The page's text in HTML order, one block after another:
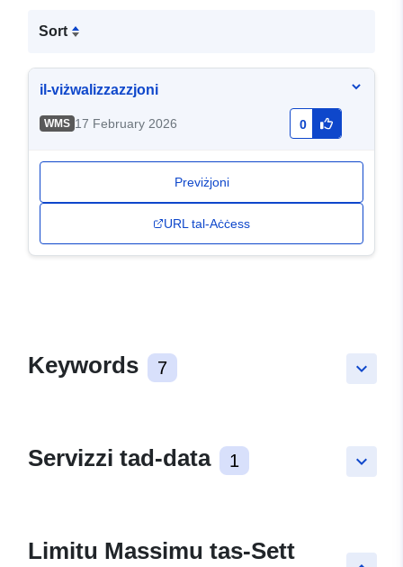
Sort
il-viżwalizzazzjoni
WMS 17 February 2026 0
Previżjoni
URL tal-Aċċess
keyboard_arrow_down
Keywords 7
keyboard_arrow_down
Servizzi tad-data 1
Limitu Massimu tas-Sett